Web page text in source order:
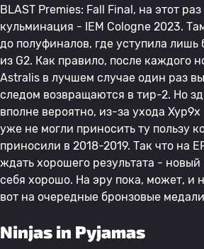
BLAST Premies: Fall Final, на этот
кульминация - IEM Cologne 2023.
до полуфиналов, где уступила
из G2. Как правило, после каждого
Astralis в лучшем случае один раз
следом возвращаются в тир-2. Но
вполне вероятно, из-за ухода
уже не могли приносить ту пользу
приносили в 2018-2019. Так что на
ждать хорошего результата - новый
себя хорошо. На эру пока, может, и
вот на очередные бронзовые
Ninjas in Pyjamas